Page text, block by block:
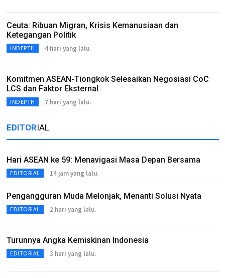
Ceuta: Ribuan Migran, Krisis Kemanusiaan dan
Ketegangan Politik
INDEPTH 4 hari yang lalu.
Komitmen ASEAN-Tiongkok Selesaikan Negosiasi CoC
LCS dan Faktor Eksternal
INDEPTH 7 hari yang lalu.
EDITORIAL
Hari ASEAN ke 59: Menavigasi Masa Depan Bersama
EDITORIAL 14 jam yang lalu.
Pengangguran Muda Melonjak, Menanti Solusi Nyata
EDITORIAL 2 hari yang lalu.
Turunnya Angka Kemiskinan Indonesia
EDITORIAL 3 hari yang lalu.